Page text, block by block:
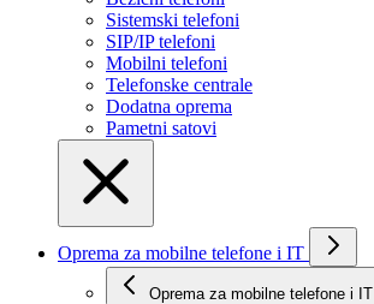
Sistemski telefoni
SIP/IP telefoni
Mobilni telefoni
Telefonske centrale
Dodatna oprema
Pametni satovi
Oprema za mobilne telefone i IT
Oprema za mobilne telefone i IT